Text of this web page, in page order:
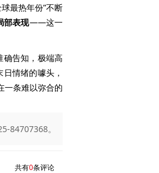
最热年份”不断
部表现——这一
告知，极端高
情绪的噱头，
一条难以弥合的
84707368。
共有0条评论